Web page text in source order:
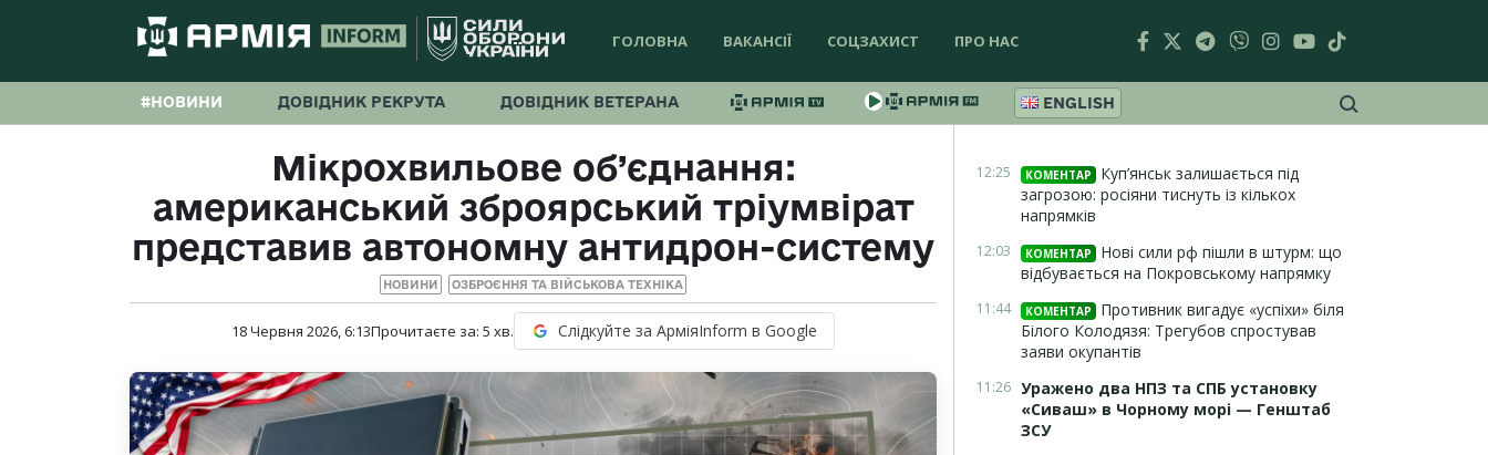
ГОЛОВНА ВАКАНСІЇ СОЦЗАХИСТ ПРО НАС
#НОВИНИ ДОВІДНИК РЕКРУТА ДОВІДНИК ВЕТЕРАНА ENGLISH
Мікрохвильове об’єднання:
американський зброярський тріумвірат
представив автономну антидрон-систему
НОВИНИ ОЗБРОЄННЯ ТА ВІЙСЬКОВА ТЕХНІКА
18 Червня 2026, 6:13Прочитаєте за: 5 хв. Слідкуйте за АрміяInform в Google
12:25 КОМЕНТАР
Куп’янськ залишається під
загрозою: росіяни тиснуть із кількох
напрямків
12:03 КОМЕНТАР
Нові сили рф пішли в штурм: що
відбувається на Покровському напрямку
11:44 КОМЕНТАР
Противник вигадує «успіхи» біля
Білого Колодязя: Трегубов спростував
заяви окупантів
11:26 Уражено два НПЗ та СПБ установку
«Сиваш» в Чорному морі — Генштаб
ЗСУ